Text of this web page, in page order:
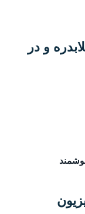
و در